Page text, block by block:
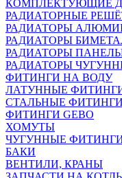
КОМПЛЕКТУЮЩИЕ
РАДИАТОРНЫЕ
РАДИАТОРЫ
РАДИАТОРЫ
РАДИАТОРЫ
РАДИАТОРЫ
ФИТИНГИ НА ВОДУ
ЛАТУННЫЕ
СТАЛЬНЫЕ ФИТИНГИ
ФИТИНГИ GEBO
ХОМУТЫ
ЧУГУННЫЕ
БАКИ
ВЕНТИЛИ, КРАНЫ